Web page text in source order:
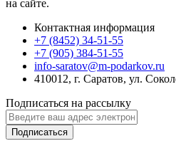
на сайте.
Контактная информация
+7 (8452) 34-51-55
+7 (905) 384-51-55
info-saratov@m-podarkov.ru
410012, г. Саратов, ул.
Подписаться на рассылку
Подписаться